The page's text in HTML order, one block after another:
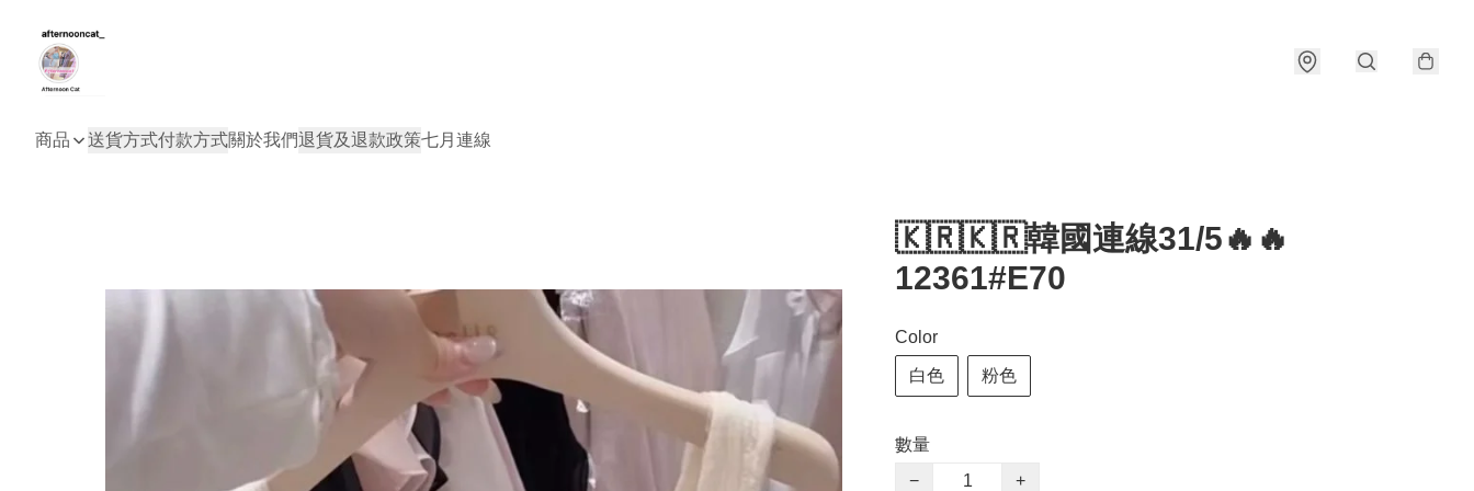
商品 送貨方式付款方式關於我們退貨及退款政策七月連線
🇰🇷🇰🇷韓國連線31/5🔥🔥
12361#E70
Color
白色 粉色
數量
−
+